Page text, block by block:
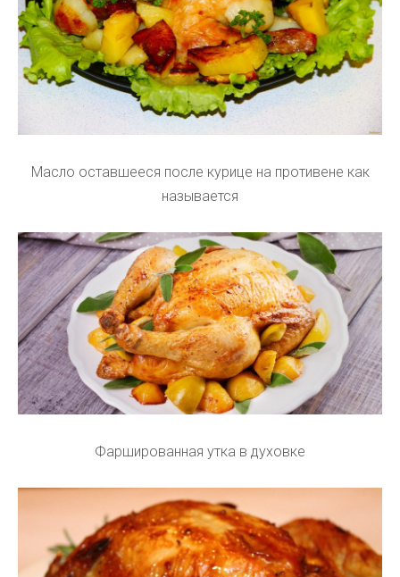
Масло оставшееся после курице на противене как
называется
Фаршированная утка в духовке